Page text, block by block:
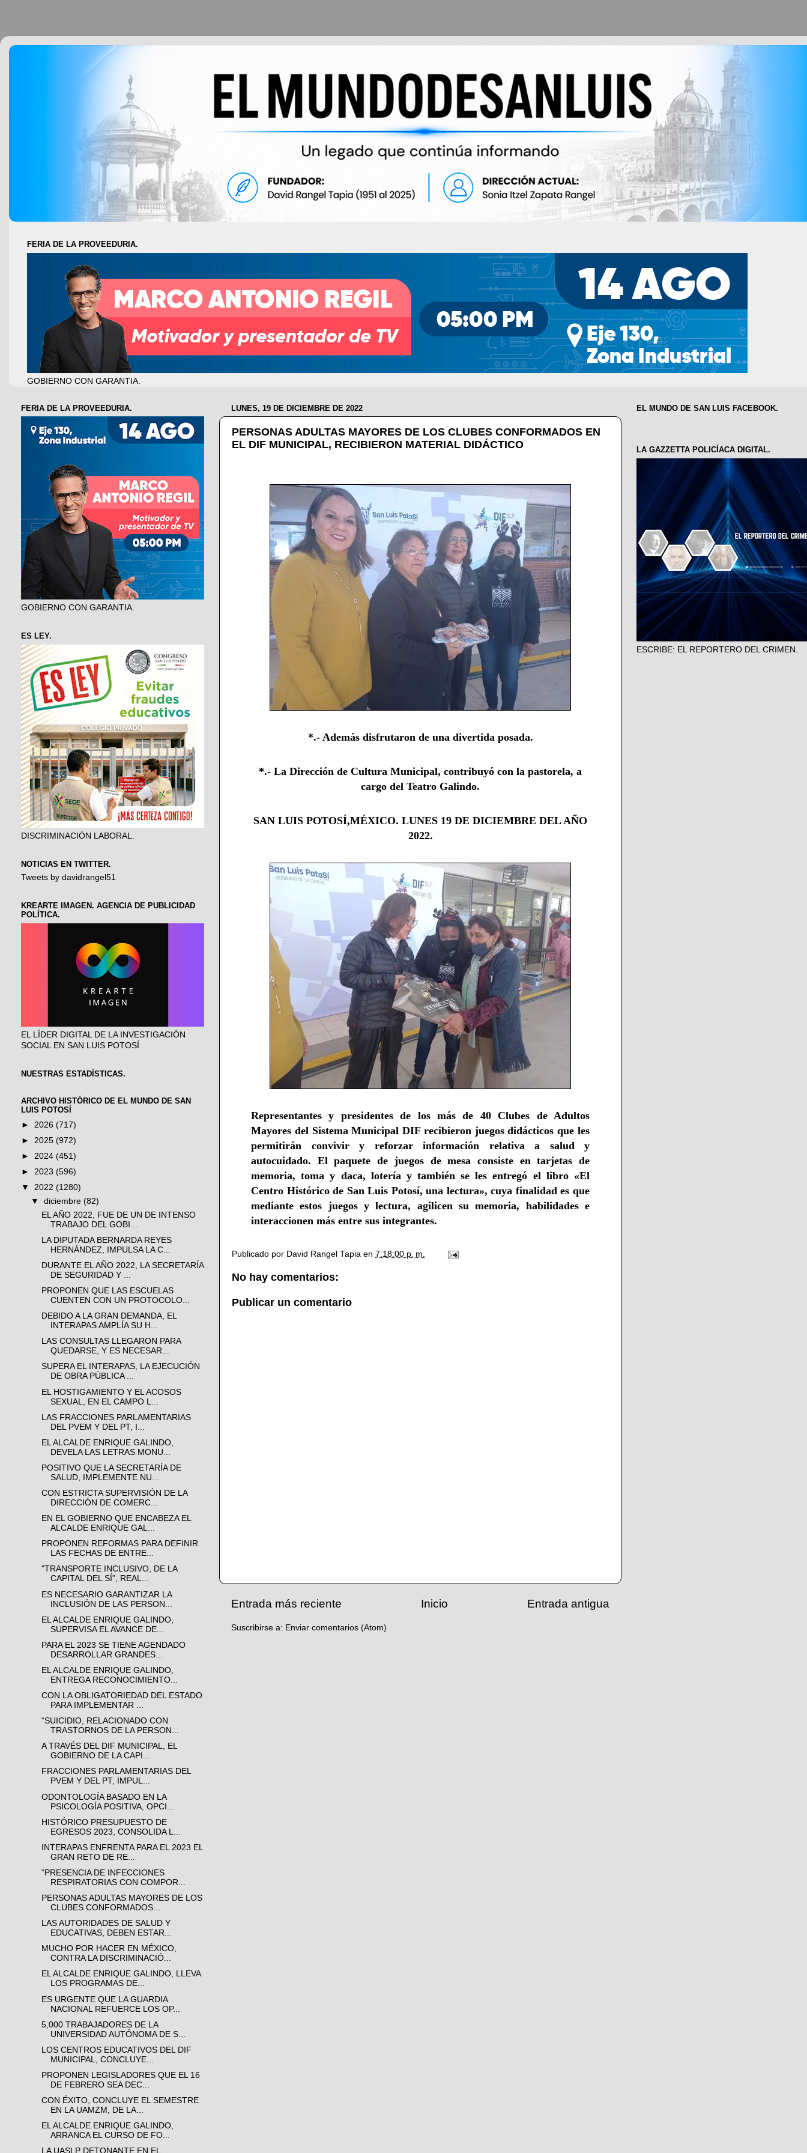
FERIA DE LA PROVEEDURIA.
GOBIERNO CON GARANTIA.
LUNES, 19 DE DICIEMBRE DE 2022
PERSONAS ADULTAS MAYORES DE LOS CLUBES CONFORMADOS EN
EL DIF MUNICIPAL, RECIBIERON MATERIAL DIDÁCTICO
*.- Además disfrutaron de una divertida posada.
*.- La Dirección de Cultura Municipal, contribuyó con la pastorela, a
cargo del Teatro Galindo.
SAN LUIS POTOSÍ,MÉXICO. LUNES 19 DE DICIEMBRE DEL AÑO
2022.
Representantes y presidentes de los más de 40 Clubes de Adultos
Mayores del Sistema Municipal DIF recibieron juegos didácticos que les
permitirán convivir y reforzar información relativa a salud y
autocuidado. El paquete de juegos de mesa consiste en tarjetas de
memoria, toma y daca, lotería y también se les entregó el libro «El
Centro Histórico de San Luis Potosí, una lectura», cuya finalidad es que
mediante estos juegos y lectura, agilicen su memoria, habilidades e
interaccionen más entre sus integrantes.
Publicado por David Rangel Tapia en 7:18:00 p. m.
No hay comentarios:
Publicar un comentario
Entrada más reciente Entrada antigua
Inicio
Suscribirse a: Enviar comentarios (Atom)
FERIA DE LA PROVEEDURIA.
GOBIERNO CON GARANTIA.
ES LEY.
DISCRIMINACIÓN LABORAL.
NOTICIAS EN TWITTER.
Tweets by davidrangel51
KREARTE IMAGEN. AGENCIA DE PUBLICIDAD
POLÍTICA.
EL LÍDER DIGITAL DE LA INVESTIGACIÓN
SOCIAL EN SAN LUIS POTOSÍ
NUESTRAS ESTADÍSTICAS.
ARCHIVO HISTÓRICO DE EL MUNDO DE SAN
LUIS POTOSÍ
► 2026 (717)
► 2025 (972)
► 2024 (451)
► 2023 (596)
▼ 2022 (1280)
▼diciembre(82)
EL AÑO 2022, FUE DE UN DE INTENSO
TRABAJO DEL GOBI...
LA DIPUTADA BERNARDA REYES
HERNÁNDEZ, IMPULSA LA C...
DURANTE EL AÑO 2022, LA SECRETARÍA
DE SEGURIDAD Y ...
PROPONEN QUE LAS ESCUELAS
CUENTEN CON UN PROTOCOLO...
DEBIDO A LA GRAN DEMANDA, EL
INTERAPAS AMPLÍA SU H...
LAS CONSULTAS LLEGARON PARA
QUEDARSE, Y ES NECESAR...
SUPERA EL INTERAPAS, LA EJECUCIÓN
DE OBRA PÚBLICA ...
EL HOSTIGAMIENTO Y EL ACOSOS
SEXUAL, EN EL CAMPO L...
LAS FRACCIONES PARLAMENTARIAS
DEL PVEM Y DEL PT, I...
EL ALCALDE ENRIQUE GALINDO,
DEVELA LAS LETRAS MONU...
POSITIVO QUE LA SECRETARÍA DE
SALUD, IMPLEMENTE NU...
CON ESTRICTA SUPERVISIÓN DE LA
DIRECCIÓN DE COMERC...
EN EL GOBIERNO QUE ENCABEZA EL
ALCALDE ENRIQUE GAL...
PROPONEN REFORMAS PARA DEFINIR
LAS FECHAS DE ENTRE...
"TRANSPORTE INCLUSIVO, DE LA
CAPITAL DEL SÍ", REAL...
ES NECESARIO GARANTIZAR LA
INCLUSIÓN DE LAS PERSON...
EL ALCALDE ENRIQUE GALINDO,
SUPERVISA EL AVANCE DE...
PARA EL 2023 SE TIENE AGENDADO
DESARROLLAR GRANDES...
EL ALCALDE ENRIQUE GALINDO,
ENTREGA RECONOCIMIENTO...
CON LA OBLIGATORIEDAD DEL ESTADO
PARA IMPLEMENTAR ...
“SUICIDIO, RELACIONADO CON
TRASTORNOS DE LA PERSON...
A TRAVÉS DEL DIF MUNICIPAL, EL
GOBIERNO DE LA CAPI...
FRACCIONES PARLAMENTARIAS DEL
PVEM Y DEL PT, IMPUL...
ODONTOLOGÍA BASADO EN LA
PSICOLOGÍA POSITIVA, OPCI...
HISTÓRICO PRESUPUESTO DE
EGRESOS 2023, CONSOLIDA L...
INTERAPAS ENFRENTA PARA EL 2023 EL
GRAN RETO DE RE...
“PRESENCIA DE INFECCIONES
RESPIRATORIAS CON COMPOR...
PERSONAS ADULTAS MAYORES DE LOS
CLUBES CONFORMADOS...
LAS AUTORIDADES DE SALUD Y
EDUCATIVAS, DEBEN ESTAR...
MUCHO POR HACER EN MÉXICO,
CONTRA LA DISCRIMINACIÓ...
EL ALCALDE ENRIQUE GALINDO, LLEVA
LOS PROGRAMAS DE...
ES URGENTE QUE LA GUARDIA
NACIONAL REFUERCE LOS OP...
5,000 TRABAJADORES DE LA
UNIVERSIDAD AUTÓNOMA DE S...
LOS CENTROS EDUCATIVOS DEL DIF
MUNICIPAL, CONCLUYE...
PROPONEN LEGISLADORES QUE EL 16
DE FEBRERO SEA DEC...
CON ÉXITO, CONCLUYE EL SEMESTRE
EN LA UAMZM, DE LA...
EL ALCALDE ENRIQUE GALINDO,
ARRANCA EL CURSO DE FO...
LA UASLP DETONANTE EN EL
EL MUNDO DE SAN LUIS FACEBOOK.
LA GAZZETTA POLICÍACA DIGITAL.
ESCRIBE: EL REPORTERO DEL CRIMEN.